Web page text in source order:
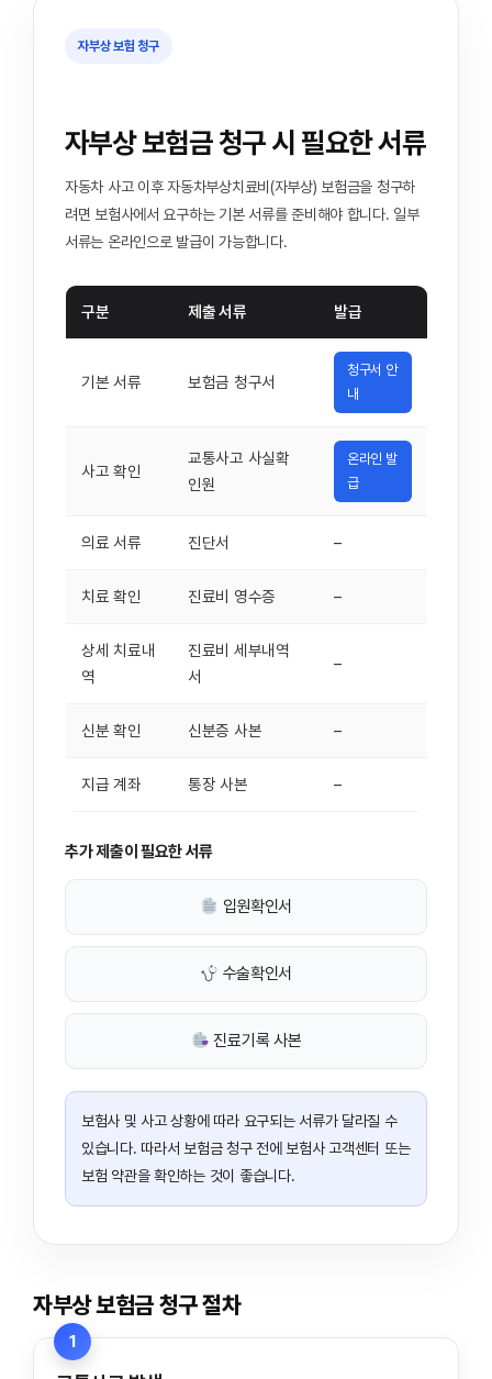
자부상 보험 청구
자부상 보험금 청구 시 필요한 서류
자동차 사고 이후 자동차부상치료비(자부상) 보험금을 청구하
려면 보험사에서 요구하는 기본 서류를 준비해야 합니다. 일부
서류는 온라인으로 발급이 가능합니다.
구분 제출 서류 발급
기본 서류 보험금 청구서
청구서 안
내
사고 확인
교통사고 사실확
인원
온라인 발
급
의료 서류 진단서 –
치료 확인 진료비 영수증 –
상세 치료내
역
진료비 세부내역
서
–
신분 확인 신분증 사본 –
지급 계좌 통장 사본 –
추가 제출이 필요한 서류
입원확인서
수술확인서
진료기록 사본
보험사 및 사고 상황에 따라 요구되는 서류가 달라질 수
있습니다. 따라서 보험금 청구 전에 보험사 고객센터 또는
보험 약관을 확인하는 것이 좋습니다.
자부상 보험금 청구 절차
1